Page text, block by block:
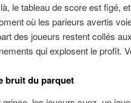
le tableau de score est figé,
où les parieurs avertis
des joueurs restent collés
qui explosent le profit.
bruit du parquet